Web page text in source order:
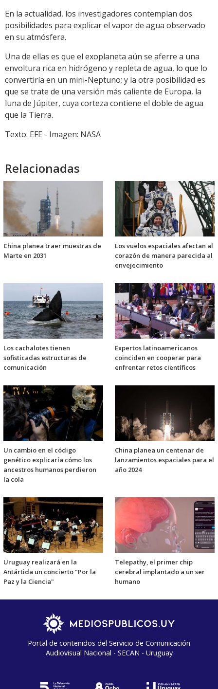
En la actualidad, los investigadores contemplan dos
posibilidades para explicar el vapor de agua observado
en su atmósfera.
Una de ellas es que el exoplaneta aún se aferre a una
envoltura rica en hidrógeno y repleta de agua, lo que lo
convertiría en un mini-Neptuno; y la otra posibilidad es
que se trate de una versión más caliente de Europa, la
luna de Júpiter, cuya corteza contiene el doble de agua
que la Tierra.
Texto: EFE - Imagen: NASA
Relacionadas
China planea traer muestras de
Marte en 2031
Los vuelos espaciales afectan al
corazón de manera parecida al
envejecimiento
Los cachalotes tienen
sofisticadas estructuras de
comunicación
Expertos latinoamericanos
coinciden en cooperar para
enfrentar retos científicos
Un cambio en el código
genético explicaría cómo los
ancestros humanos perdieron
la cola
China planea un centenar de
lanzamientos espaciales para el
año 2024
Uruguay realizará en la
Antártida un concierto "Por la
Paz y la Ciencia"
Telepathy, el primer chip
cerebral implantado a un ser
humano
Portal de contenidos del Servicio de Comunicación
Audiovisual Nacional - SECAN - Uruguay